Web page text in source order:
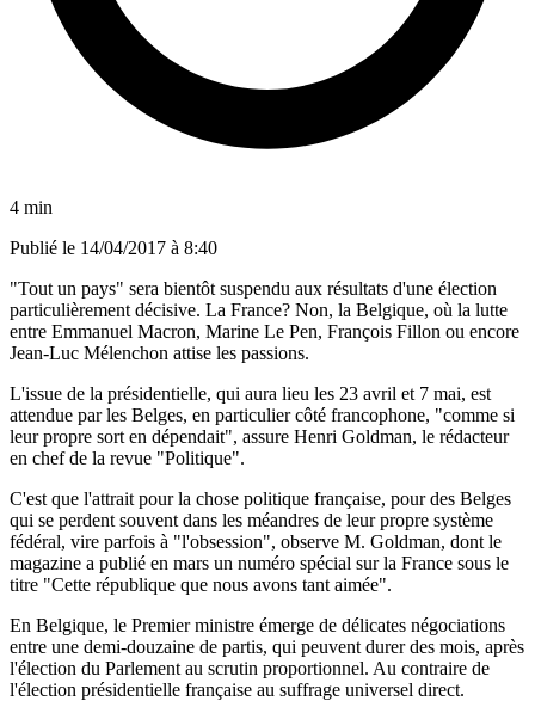
4 min
Publié le 14/04/2017 à 8:40
"Tout un pays" sera bientôt suspendu aux résultats d'une élection
particulièrement décisive. La France? Non, la Belgique, où la lutte
entre Emmanuel Macron, Marine Le Pen, François Fillon ou encore
Jean-Luc Mélenchon attise les passions.
L'issue de la présidentielle, qui aura lieu les 23 avril et 7 mai, est
attendue par les Belges, en particulier côté francophone, "comme si
leur propre sort en dépendait", assure Henri Goldman, le rédacteur
en chef de la revue "Politique".
C'est que l'attrait pour la chose politique française, pour des Belges
qui se perdent souvent dans les méandres de leur propre système
fédéral, vire parfois à "l'obsession", observe M. Goldman, dont le
magazine a publié en mars un numéro spécial sur la France sous le
titre "Cette république que nous avons tant aimée".
En Belgique, le Premier ministre émerge de délicates négociations
entre une demi-douzaine de partis, qui peuvent durer des mois, après
l'élection du Parlement au scrutin proportionnel. Au contraire de
l'élection présidentielle française au suffrage universel direct.